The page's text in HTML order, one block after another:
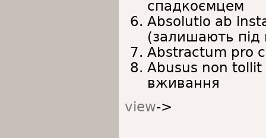
спадкоємцем
Absolutio ab
(залишають під
Abstractum pro
Abusus non tollit
вживання
view->